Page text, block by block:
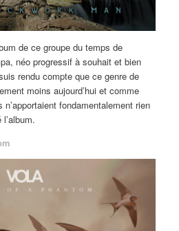
de ce groupe du temps de
néo progressif à souhait et bien
rendu compte que ce genre de
moins aujourd’hui et comme
fondamentalement rien